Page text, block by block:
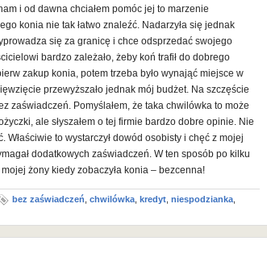
konia
dla
żony
i od dawna chciałem pomóc jej to marzenie
konia nie tak łatwo znaleźć. Nadarzyła się jednak
się za granicę i chce odsprzedać swojego
bardzo zależało, żeby koń trafił do dobrego
zakup konia, potem trzeba było wynająć miejsce w
przewyższało jednak mój budżet. Na szczęście
zaświadczeń. Pomyślałem, że taka chwilówka to może
ale słyszałem o tej firmie bardzo dobre opinie. Nie
Właściwie to wystarczył dowód osobisty i chęć z mojej
dodatkowych zaświadczeń. W ten sposób po kilku
żony kiedy zobaczyła konia – bezcenna!
bez zaświadczeń chwilówka kredyt niespodzianka